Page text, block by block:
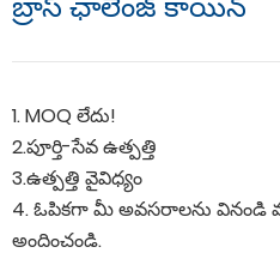
1. MOQ లేదు!
2.పూర్తి-సేవ ఉత్పత్తి
3.ఉత్పత్తి వైవిధ్యం
4. ఓపికగా మీ అవసరాలను వినండి
అందించండి.